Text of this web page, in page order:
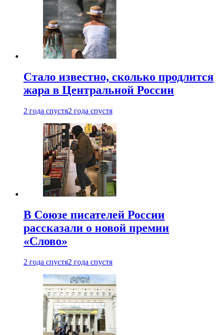
Стало известно, сколько продлится
жара в Центральной России
2 года спустя2 года спустя
В Союзе писателей России
рассказали о новой премии
«Слово»
2 года спустя2 года спустя